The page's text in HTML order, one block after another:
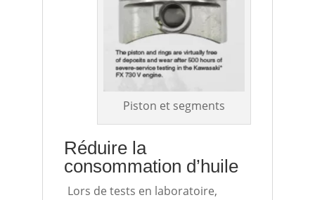
Piston et segments
Réduire la
consommation d’huile
Lors de tests en laboratoire,